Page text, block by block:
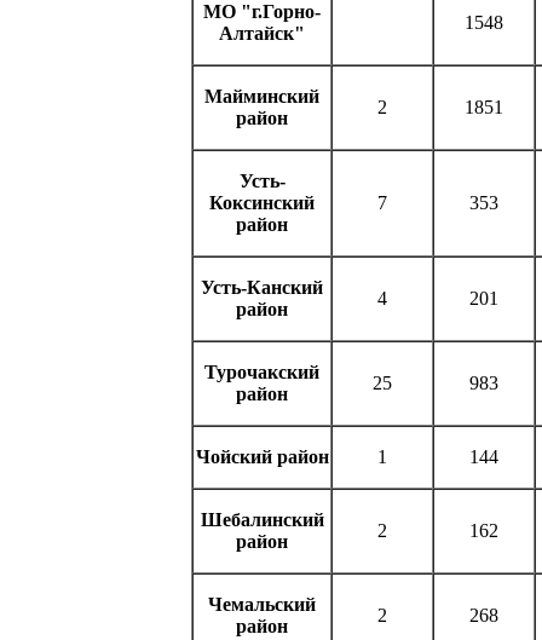
МО "г.Горно-
Алтайск"
1548
Майминский
район
2 1851
Усть-
Коксинский
район
7 353
Усть-Канский
район
4 201
Турочакский
район
25 983
Чойский район 1 144
Шебалинский
район
2 162
Чемальский
район
2 268